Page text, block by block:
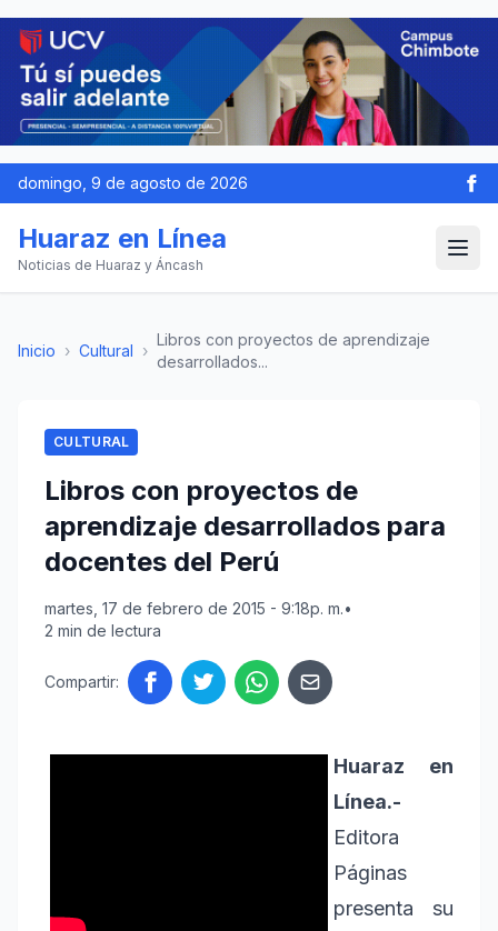
domingo, 9 de agosto de 2026
Huaraz en Línea
Noticias de Huaraz y Áncash
Inicio › Cultural ›
Libros con proyectos de aprendizaje
desarrollados...
CULTURAL
Libros con proyectos de
aprendizaje desarrollados para
docentes del Perú
martes, 17 de febrero de 2015 - 9:18p. m.•
2 min de lectura
Compartir:
Huaraz en
Línea.-
Editora
Páginas
presenta su